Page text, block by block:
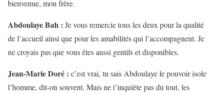
bienvenue, mon frère.
Abdoulaye Bah : Je vous remercie tous les deux pour la qualité
de l’accueil ainsi que pour les amabilités qui l’accompagnent. Je
ne croyais pas que vous êtes aussi gentils et disponibles.
Jean-Marie Doré : c’est vrai, tu sais Abdoulaye le pouvoir isole
l’homme, dit-on souvent. Mais ne t’inquiète pas du tout, les